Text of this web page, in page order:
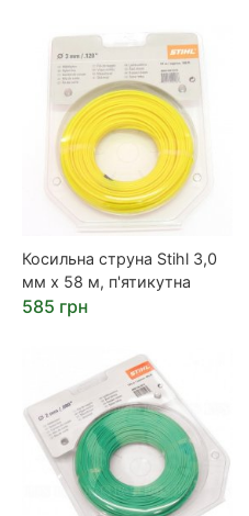
Косильна струна Stihl 3,0
мм х 58 м, п'ятикутна
585 грн